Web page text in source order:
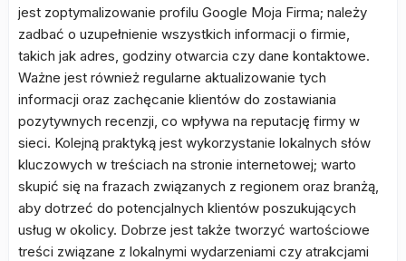
jest zoptymalizowanie profilu Google Moja Firma; należy
zadbać o uzupełnienie wszystkich informacji o firmie,
takich jak adres, godziny otwarcia czy dane kontaktowe.
Ważne jest również regularne aktualizowanie tych
informacji oraz zachęcanie klientów do zostawiania
pozytywnych recenzji, co wpływa na reputację firmy w
sieci. Kolejną praktyką jest wykorzystanie lokalnych słów
kluczowych w treściach na stronie internetowej; warto
skupić się na frazach związanych z regionem oraz branżą,
aby dotrzeć do potencjalnych klientów poszukujących
usług w okolicy. Dobrze jest także tworzyć wartościowe
treści związane z lokalnymi wydarzeniami czy atrakcjami